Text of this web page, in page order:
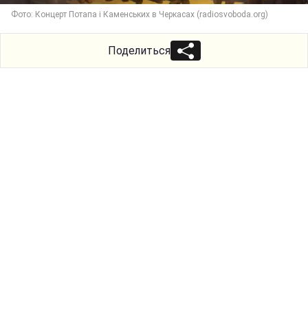
Фото: Концерт Потапа і Каменських в Черкасах (radiosvoboda.org)
Поделиться